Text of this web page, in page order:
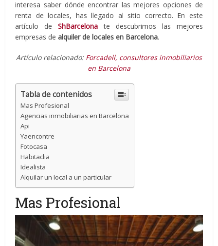
interesa saber dónde encontrar las mejores opciones de
renta de locales, has llegado al sitio correcto. En este
artículo deShBarcelona
te descubrimos las mejores
empresas dealquiler de locales en Barcelona.
Artículo relacionado: Forcadell, consultores inmobiliarios
en Barcelona
Tabla de contenidos
Mas Profesional
Agencias inmobiliarias en Barcelona
Api
Yaencontre
Fotocasa
Habitaclia
Idealista
Alquilar un local a un particular
Mas Profesional